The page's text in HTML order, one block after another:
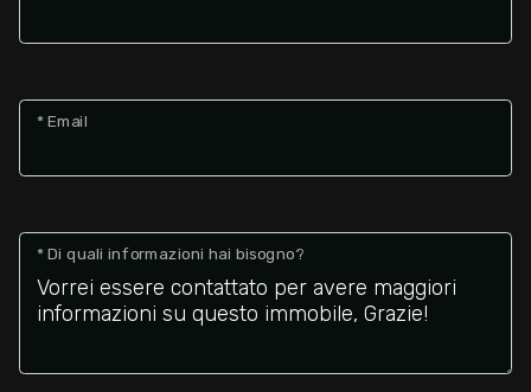
* Email
* Di quali informazioni hai bisogno?